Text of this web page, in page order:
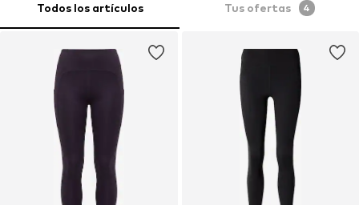
Todos los artículos Tus ofertas 4